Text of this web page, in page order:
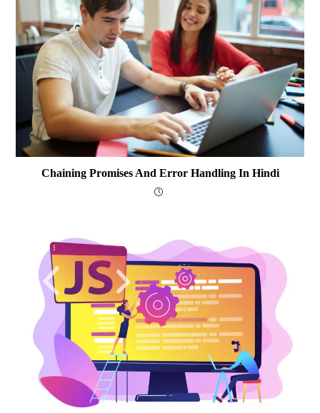
Chaining Promises And Error Handling In Hindi